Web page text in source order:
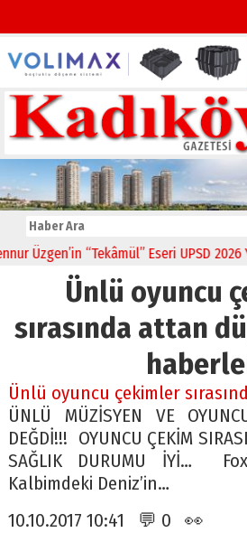
Üzgen’in “Tekâmül” Eseri UPSD 2026
Ünlü oyuncu
sırasında attan
Ünlü oyuncu çekimler
ÜNLÜ MÜZİSYEN VE
DEĞDİ!!! OYUNCU ÇEKİM
SAĞLIK DURUMU İYİ…
Kalbimdeki Deniz’in…
10.10.2017 10:41 💬 0 👀